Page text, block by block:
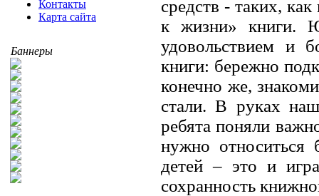
Контакты
Карта сайта
Баннеры
средств - таких,
к жизни» книги.
удовольствием и
книги: бережно
конечно же,
стали. В руках
ребята поняли
нужно относиться
детей – это и
сохранность